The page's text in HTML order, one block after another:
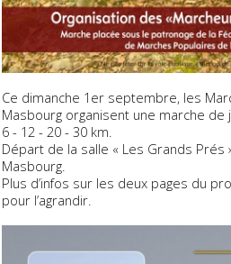
Ce dimanche 1er septembre, les
Masbourg organisent une marche
6 - 12 - 20 - 30 km.
Départ de la salle « Les Grands Prés
Masbourg.
Plus d’infos sur les deux pages du
pour l’agrandir.